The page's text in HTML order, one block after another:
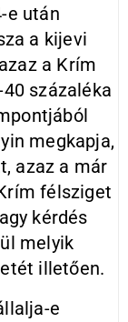
e után
a kijevi
a Krím
százaléka
megkapja,
azaz a már
félsziget
kérdés
melyik
illetően.
e